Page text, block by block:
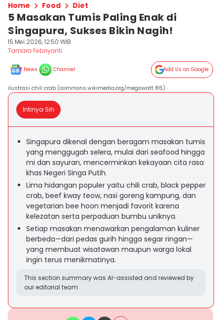
Home Food Diet
5 Masakan Tumis Paling Enak di
Singapura, Sukses Bikin Nagih!
15 Mei 2026, 12:50 WIB
Tamara Febriyanti
News Channel Add Us on Google
ilustrasi chili crab (commons.wikimedia.org/megawatt 86)
Intinya Sih
Singapura dikenal dengan beragam masakan tumis
yang menggugah selera, mulai dari seafood hingga
mi dan sayuran, mencerminkan kekayaan cita rasa
khas Negeri Singa Putih.
Lima hidangan populer yaitu chili crab, black pepper
crab, beef kway teow, nasi goreng kampung, dan
vegetarian bee hoon menjadi favorit karena
kelezatan serta perpaduan bumbu uniknya.
Setiap masakan menawarkan pengalaman kuliner
berbeda—dari pedas gurih hingga segar ringan—
yang membuat wisatawan maupun warga lokal
ingin terus menikmatinya.
This section summary was AI-assisted and reviewed by
our editorial team.